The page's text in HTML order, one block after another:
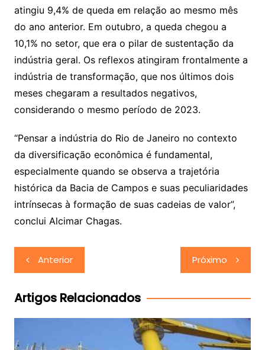
atingiu 9,4% de queda em relação ao mesmo mês
do ano anterior. Em outubro, a queda chegou a
10,1% no setor, que era o pilar de sustentação da
indústria geral. Os reflexos atingiram frontalmente a
indústria de transformação, que nos últimos dois
meses chegaram a resultados negativos,
considerando o mesmo período de 2023.
“Pensar a indústria do Rio de Janeiro no contexto
da diversificação econômica é fundamental,
especialmente quando se observa a trajetória
histórica da Bacia de Campos e suas peculiaridades
intrínsecas à formação de suas cadeias de valor”,
conclui Alcimar Chagas.
Navegação
de
Post
Anterior Próximo
Artigos Relacionados